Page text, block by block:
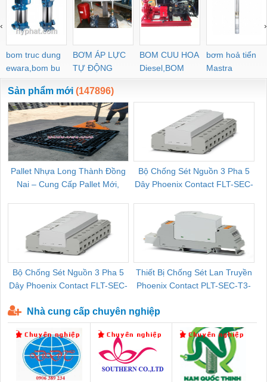
bom truc dung
ewara,bom bu
ewara
BƠM ÁP LỰC
TỰ ĐỘNG
BOM CUU HOA
Diesel,BOM
CHUA CHAY
bơm hoả tiển
Mastra
‹ ›
Sản phẩm mới (147896)
Pallet Nhựa Long Thành Đồng
Nai – Cung Cấp Pallet Mới,
Bộ Chống Sét Nguồn 3 Pha 5
Dây Phoenix Contact FLT-SEC-
Bộ Chống Sét Nguồn 3 Pha 5
Dây Phoenix Contact FLT-SEC-
Thiết Bị Chống Sét Lan Truyền
Phoenix Contact PLT-SEC-T3-
Nhà cung cấp chuyên nghiệp